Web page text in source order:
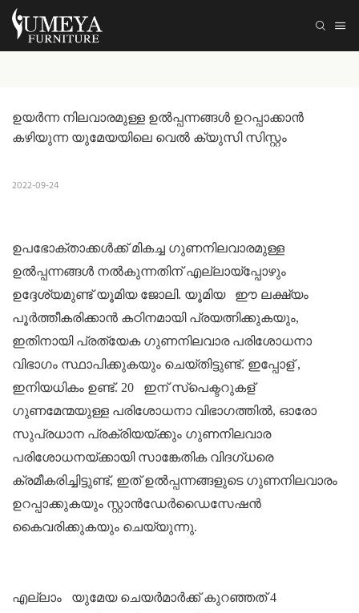
ഉയർന്ന നിലവാരമുള്ള ഉൽപ്പന്നങ്ങൾ ഉറപ്പാക്കാൻ
കഴിയുന്ന യുമേയയിലെ വെൽ ക്യുസി സിസ്റ്റം
2022-09-24
ഉപഭോക്താക്കൾക്ക് മികച്ച ഗുണനിലവാരമുള്ള
ഉൽപ്പന്നങ്ങൾ നൽകുന്നതിന് എല്ലായ്‌പ്പോഴും
ഉദ്ദേശ്യമുണ്ട്യൂമിയ ജോലി. യൂമിയ
ഈ ലക്ഷ്യം
പൂർത്തീകരിക്കാൻ കഠിനമായി പ്രയത്നിക്കുകയും,
ഇതിനായി പ്രത്യേക ഗുണനിലവാര പരിശോധനാ
വിഭാഗം സ്ഥാപിക്കുകയും ചെയ്തിട്ടുണ്ട്. ഇപ്പോള് ,
ഇനിയധികം ഉണ്ട്. 20
ഇന് സ്പെക്ടറുകള്
ഗുണമേന്മയുള്ള പരിശോധനാ വിഭാഗത്തിൽ, ഓരോ
സുപ്രധാന പ്രക്രിയയ്ക്കും ഗുണനിലവാര
പരിശോധനയ്ക്കായി സാങ്കേതിക വിദഗ്ധരെ
ക്രമീകരിച്ചിട്ടുണ്ട്, ഇത് ഉൽപ്പന്നങ്ങളുടെ ഗുണനിലവാരം
ഉറപ്പാക്കുകയും സ്റ്റാൻഡേർഡൈസേഷൻ
കൈവരിക്കുകയും ചെയ്യുന്നു.
എല്ലാം
യുമേയ ചെയർമാർക്ക് കുറഞ്ഞത് 4